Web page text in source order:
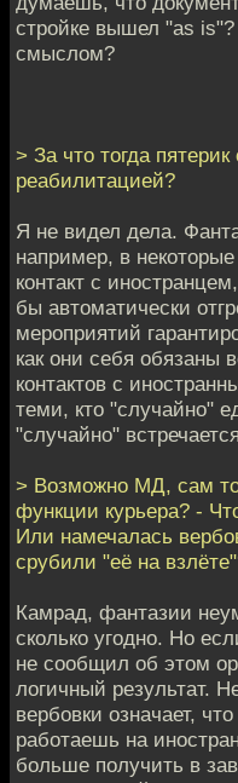
стройке вышел "as
смыслом?
> За что тогда
реабилитацией?
Я не видел дела.
например, в
контакт с
бы автоматически
мероприятий
как они себя обязаны
контактов с
теми, кто "случайно"
"случайно"
> Возможно МД, сам
функции курьера? -
Или намечалась
срубили "её на
Камрад, фантазии
сколько угодно. Но
не сообщил об этом
логичный результат.
вербовки означает,
работаешь на
больше получить в